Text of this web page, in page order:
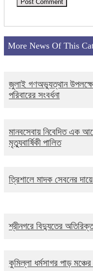
More News Of This
জুলাই গণঅভ্যুত্থান
পরিবারের সংবর্ধনা
মানবসেবায় নিবেদিত এক
মৃত্যুবার্ষিকী পালিত
ত্রিশালে মাদক সেবনের
শ্রীনগরে বিদ্যুতের
কুমিল্লা ধর্মসাগর পাড়